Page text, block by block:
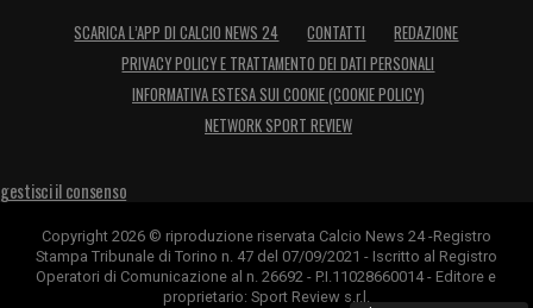
SCARICA L’APP DI CALCIO NEWS 24 CONTATTI
REDAZIONE
PRIVACY POLICY E TRATTAMENTO DEI DATI PERSONALI
INFORMATIVA ESTESA SUI COOKIE (COOKIE POLICY)
NETWORK SPORT REVIEW
gestisci il consenso
Copyright 2026 © riproduzione riservata Calcio News 24 -Registro
Stampa Tribunale di Torino n. 47 del 07/09/2021 - Iscritto al Registro
Operatori di Comunicazione al n. 26692 - P.I.11028660014 - Editore e
proprietario: Sport Review s.r.l.